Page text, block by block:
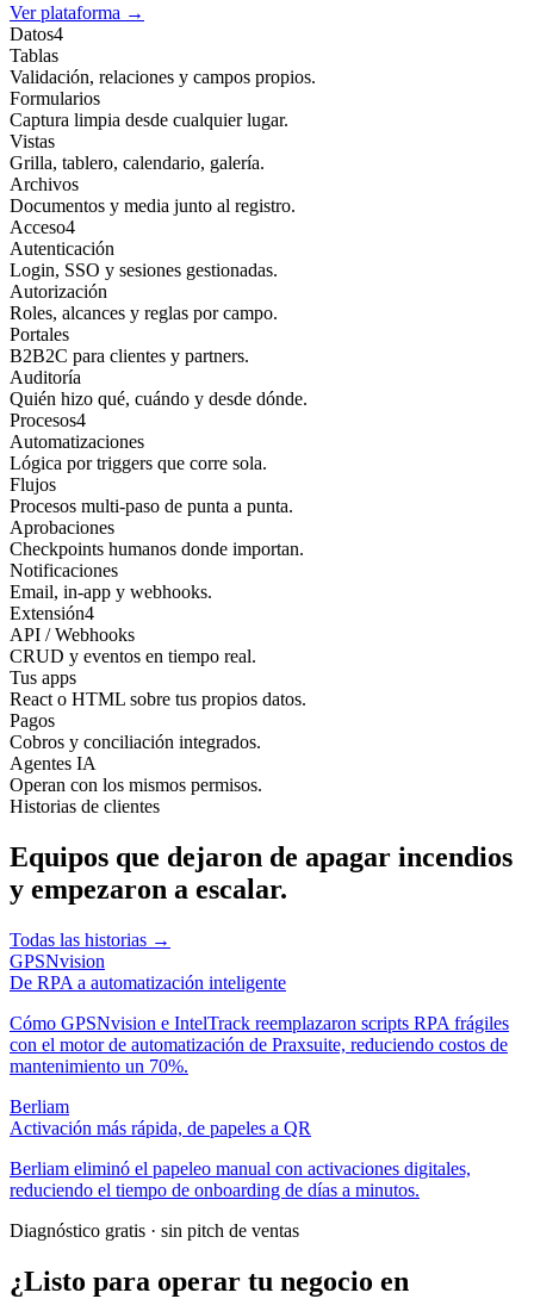
Ver plataforma →
Datos4
Tablas
Validación, relaciones y campos propios.
Formularios
Captura limpia desde cualquier lugar.
Vistas
Grilla, tablero, calendario, galería.
Archivos
Documentos y media junto al registro.
Acceso4
Autenticación
Login, SSO y sesiones gestionadas.
Autorización
Roles, alcances y reglas por campo.
Portales
B2B2C para clientes y partners.
Auditoría
Quién hizo qué, cuándo y desde dónde.
Procesos4
Automatizaciones
Lógica por triggers que corre sola.
Flujos
Procesos multi-paso de punta a punta.
Aprobaciones
Checkpoints humanos donde importan.
Notificaciones
Email, in-app y webhooks.
Extensión4
API / Webhooks
CRUD y eventos en tiempo real.
Tus apps
React o HTML sobre tus propios datos.
Pagos
Cobros y conciliación integrados.
Agentes IA
Operan con los mismos permisos.
Historias de clientes
Equipos que dejaron de apagar incendios
y empezaron a escalar.
Todas las historias →
GPSNvision
De RPA a automatización inteligente
Cómo GPSNvision e IntelTrack reemplazaron scripts RPA frágiles
con el motor de automatización de Praxsuite, reduciendo costos de
mantenimiento un 70%.
Berliam
Activación más rápida, de papeles a QR
Berliam eliminó el papeleo manual con activaciones digitales,
reduciendo el tiempo de onboarding de días a minutos.
Diagnóstico gratis · sin pitch de ventas
¿Listo para operar tu negocio en